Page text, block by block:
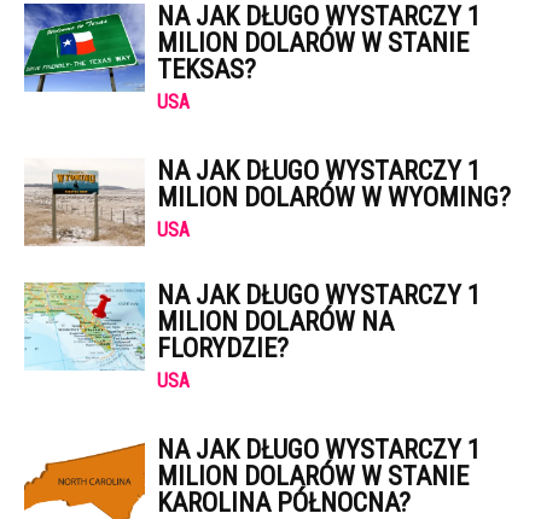
NA JAK DŁUGO WYSTARCZY 1
MILION DOLARÓW W STANIE
TEKSAS?
USA
NA JAK DŁUGO WYSTARCZY 1
MILION DOLARÓW W WYOMING?
USA
NA JAK DŁUGO WYSTARCZY 1
MILION DOLARÓW NA
FLORYDZIE?
USA
NA JAK DŁUGO WYSTARCZY 1
MILION DOLARÓW W STANIE
KAROLINA PÓŁNOCNA?